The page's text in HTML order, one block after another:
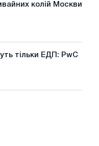
колій Москви
тільки ЕДП: PwC